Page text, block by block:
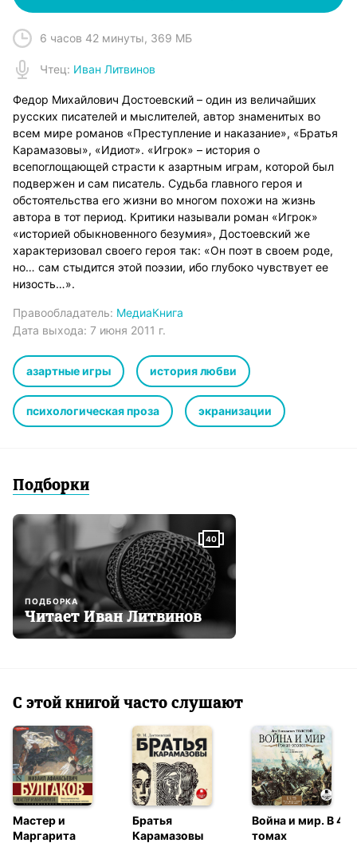
6 часов 42 минуты, 369 МБ
Чтец: Иван Литвинов
Федор Михайлович Достоевский – один из величайших
русских писателей и мыслителей, автор знаменитых во
всем мире романов «Преступление и наказание», «Братья
Карамазовы», «Идиот». «Игрок» – история о
всепоглощающей страсти к азартным играм, которой был
подвержен и сам писатель. Судьба главного героя и
обстоятельства его жизни во многом похожи на жизнь
автора в тот период. Критики называли роман «Игрок»
«историей обыкновенного безумия», Достоевский же
характеризовал своего героя так: «Он поэт в своем роде,
но… сам стыдится этой поэзии, ибо глубоко чувствует ее
низость…».
Правообладатель: МедиаКнига
Дата выхода: 7 июня 2011 г.
азартные игры история любви
психологическая проза экранизации
Подборки
40
ПОДБОРКА
Читает Иван Литвинов
С этой книгой часто слушают
Мастер и
Маргарита
Братья
Карамазовы
Война и мир. В 4-х
томах